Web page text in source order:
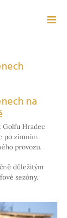
na
Golfu Hradec
po zimním
provozu.
důležitým
sezóny.